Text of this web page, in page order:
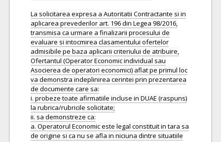
La solicitarea expresa a Autoritatii Contractante si in
aplicarea prevederilor art. 196 din Legea 98/2016,
transmisa ca urmare a finalizarii procesului de
evaluare si intocmirea clasamentului ofertelor
admisibile pe baza aplicarii criteriului de atribuire,
Ofertantul (Operator Economic individual sau
Asocierea de operatori economici) aflat pe primul loc
va demonstra indeplinirea cerintei prin prezentarea
de documente care sa:
i. probeze toate afirmatiile incluse in DUAE (raspuns)
la rubrica/rubricile solicitate;
ii. sa demonstreze ca:
a. Operatorul Economic este legal constituit in tara sa
de origine si ca nu se afla in niciuna dintre situatiile